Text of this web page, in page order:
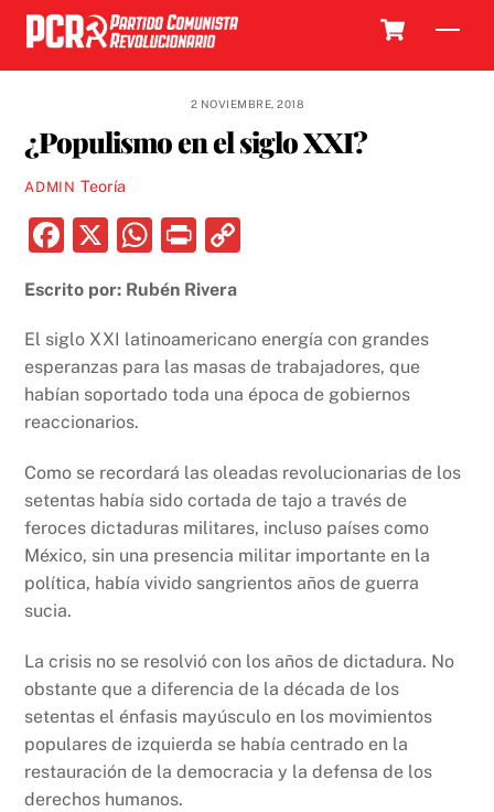
Skip
content
2 NOVIEMBRE, 2018
¿Populismo en el siglo XXI?
ADMIN Teoría
F
c
e
b
o
k
X
W
at
s
A
p
P
nt
y
Li
n
Escrito por: Rubén Rivera
El siglo XXI latinoamericano energía con grandes
esperanzas para las masas de trabajadores, que
habían soportado toda una época de gobiernos
reaccionarios.
Como se recordará las oleadas revolucionarias de los
setentas había sido cortada de tajo a través de
feroces dictaduras militares, incluso países como
México, sin una presencia militar importante en la
política, había vivido sangrientos años de guerra
sucia.
La crisis no se resolvió con los años de dictadura. No
obstante que a diferencia de la década de los
setentas el énfasis mayúsculo en los movimientos
populares de izquierda se había centrado en la
restauración de la democracia y la defensa de los
derechos humanos.